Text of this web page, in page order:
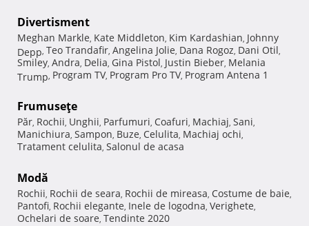
Divertisment
Meghan Markle, Kate Middleton, Kim Kardashian, Johnny
Depp, Teo Trandafir, Angelina Jolie, Dana Rogoz, Dani Otil,
Smiley, Andra, Delia, Gina Pistol, Justin Bieber, Melania
Trump, Program TV, Program Pro TV, Program Antena 1
Frumuseţe
Păr, Rochii, Unghii, Parfumuri, Coafuri, Machiaj, Sani,
Manichiura, Sampon, Buze, Celulita, Machiaj ochi,
Tratament celulita, Salonul de acasa
Modă
Rochii, Rochii de seara, Rochii de mireasa, Costume de baie,
Pantofi, Rochii elegante, Inele de logodna, Verighete,
Ochelari de soare, Tendinte 2020